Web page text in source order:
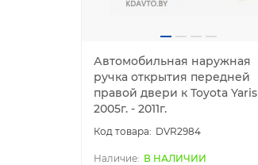
Автомобильная наружная
ручка открытия передней
правой двери к Toyota Yaris
2005г. - 2011г.
DVR2984
В НАЛИЧИИ